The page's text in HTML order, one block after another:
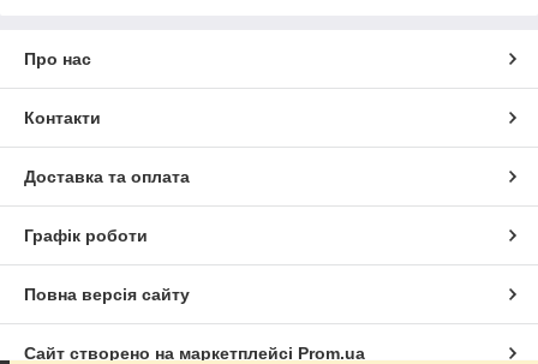
Про нас
Контакти
Доставка та оплата
Графік роботи
Повна версія сайту
Сайт створено на маркетплейсі Prom.ua